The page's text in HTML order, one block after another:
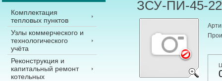
ЗСУ-ПИ-45-
Комплектация
тепловых пунктов
Узлы коммерческого и
технологического
учёта
Реконструкция и
капитальный ремонт
котельных